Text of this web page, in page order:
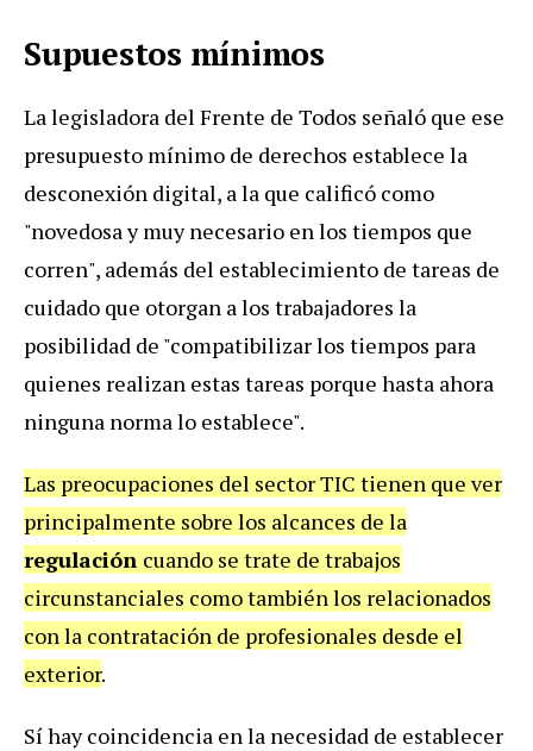
Supuestos mínimos
La legisladora del Frente de Todos señaló que ese
presupuesto mínimo de derechos establece la
desconexión digital, a la que calificó como
"novedosa y muy necesario en los tiempos que
corren", además del establecimiento de tareas de
cuidado que otorgan a los trabajadores la
posibilidad de "compatibilizar los tiempos para
quienes realizan estas tareas porque hasta ahora
ninguna norma lo establece".
Las preocupaciones del sector TIC tienen que ver
principalmente sobre los alcances de la
regulación cuando se trate de trabajos
circunstanciales como también los relacionados
con la contratación de profesionales desde el
exterior.
Sí hay coincidencia en la necesidad de establecer